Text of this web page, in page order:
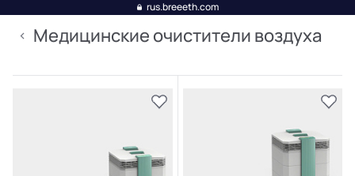
rus.breeeth.com
Медицинские очистители воздуха